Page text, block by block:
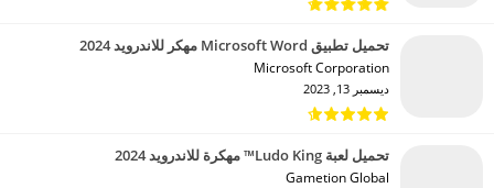
تحميل تطبيق Microsoft Word مهكر للاندرويد 2024
Microsoft Corporation‏
ديسمبر 13, 2023
تحميل لعبة Ludo King™ مهكرة للاندرويد 2024
Gametion Global‏